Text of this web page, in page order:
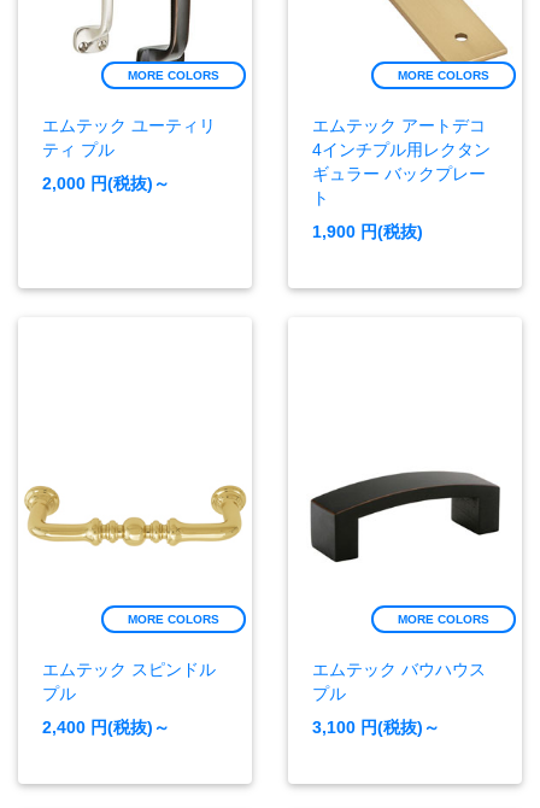
MORE COLORS
エムテック ユーティリ
ティ プル
2,000 円(税抜)～
MORE COLORS
エムテック アートデコ
4インチプル用レクタン
ギュラー バックプレー
ト
1,900 円(税抜)
MORE COLORS
エムテック スピンドル
プル
2,400 円(税抜)～
MORE COLORS
エムテック バウハウス
プル
3,100 円(税抜)～